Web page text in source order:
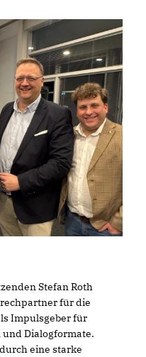
Stefan Roth
für die
Impulsgeber für
Dialogformate.
eine starke